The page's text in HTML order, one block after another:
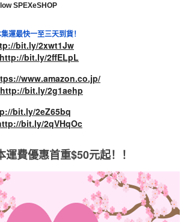
SPEXeSHOP
運最快一至三天到貨！
bit.ly/2xwt1Jw
http://bit.ly/2ffELpL
www.amazon.co.jp/
http://bit.ly/2g1aehp
bit.ly/2eZ65bq
bit.ly/2qVHqOc
運費優惠首重$50元起！！